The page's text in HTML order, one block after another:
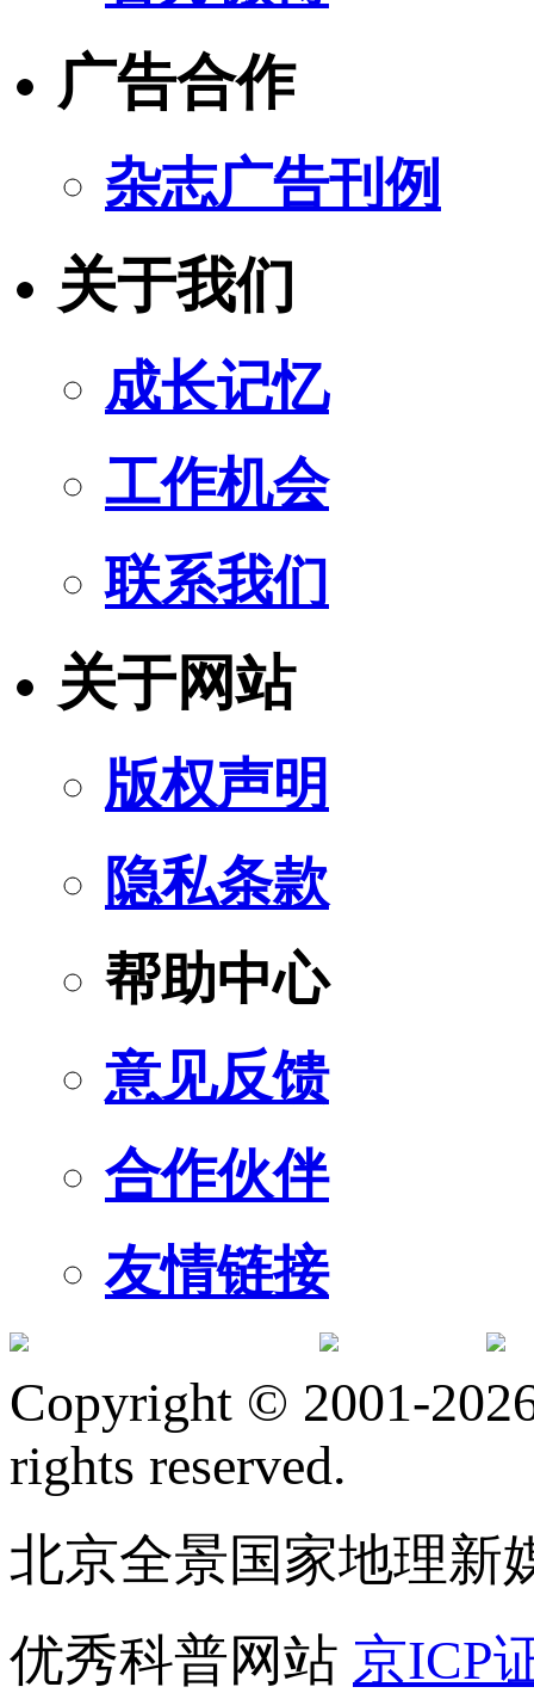
广告合作
杂志广告刊例
关于我们
成长记忆
工作机会
联系我们
关于网站
版权声明
隐私条款
帮助中心
意见反馈
合作伙伴
友情链接
Copyright © 2001-
rights reserved.
北京全景国家地理新
优秀科普网站 京ICP